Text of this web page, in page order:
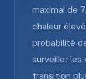
maximal de
chaleur
probabilité
surveiller
transition